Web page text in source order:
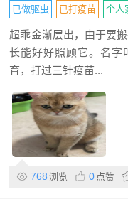
已做驱虫 已打疫苗 个人
超乖金渐层出，由于要
长能好好照顾它。名字
育，打过三针疫苗...
768 浏览 0 点赞